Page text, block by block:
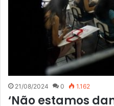
21/08/2024 0 1.162
‘Não estamos